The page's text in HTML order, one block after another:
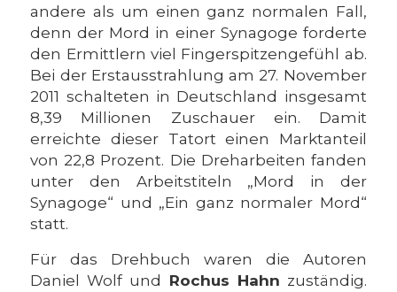
andere als um einen ganz normalen Fall,
denn der Mord in einer Synagoge forderte
den Ermittlern viel Fingerspitzengefühl ab.
Bei der Erstausstrahlung am 27. November
2011 schalteten in Deutschland insgesamt
8,39 Millionen Zuschauer ein. Damit
erreichte dieser Tatort einen Marktanteil
von 22,8 Prozent. Die Dreharbeiten fanden
unter den Arbeitstiteln „Mord in der
Synagoge“ und „Ein ganz normaler Mord“
statt.
Für das Drehbuch waren die Autoren
Daniel Wolf und Rochus Hahn zuständig.